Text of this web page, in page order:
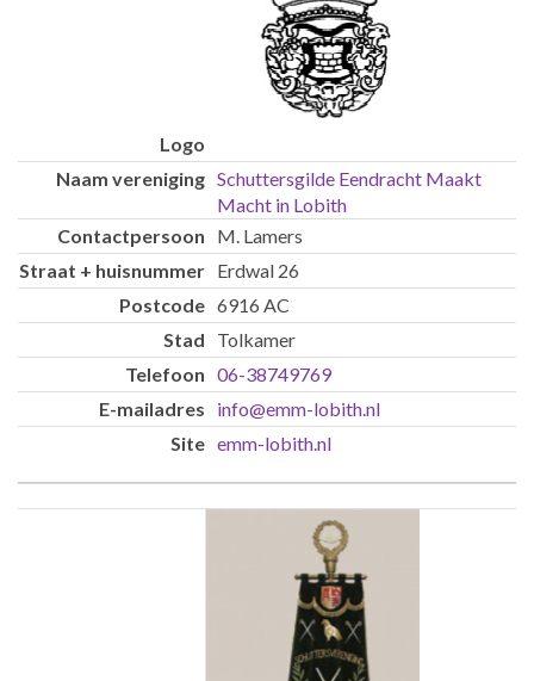
Schuttersgilde Eendracht Maakt
Macht in Lobith
M. Lamers
Erdwal 26
6916 AC
Tolkamer
06-38749769
info@emm-lobith.nl
emm-lobith.nl